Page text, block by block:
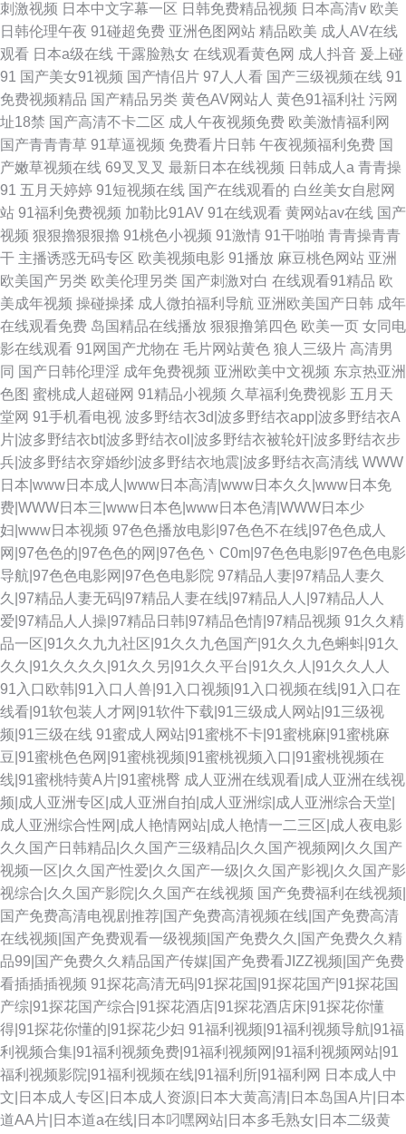
刺激视频 日本中文字幕一区 日韩免费精品视频 日本高清v 欧美
日韩伦理午夜 91碰超免费 亚洲色图网站 精品欧美 成人AV在线
观看 日本a级在线 干露脸熟女 在线观看黄色网 成人抖音 爰上碰
91 国产美女91视频 国产情侣片 97人人看 国产三级视频在线 91
免费视频精品 国产精品另类 黄色AV网站人 黄色91福利社 污网
址18禁 国产高清不卡二区 成人午夜视频免费 欧美激情福利网
国产青青青草 91草逼视频 免费看片日韩 午夜视频福利免费 国
产嫩草视频在线 69叉叉叉 最新日本在线视频 日韩成人a 青青操
91 五月天婷婷 91短视频在线 国产在线观看的 白丝美女自慰网
站 91福利免费视频 加勒比91AV 91在线观看 黄网站av在线 国产
视频 狠狠擼狠狠擼 91桃色小视频 91激情 91干啪啪 青青操青青
干 主播诱惑无码专区 欧美视频电影 91播放 麻豆桃色网站 亚洲
欧美国产另类 欧美伦理另类 国产刺激对白 在线观看91精品 欧
美成年视频 操碰操揉 成人微拍福利导航 亚洲欧美国产日韩 成年
在线观看免费 岛国精品在线播放 狠狠撸第四色 欧美一页 女同电
影在线观看 91网国产尤物在 毛片网站黄色 狼人三级片 高清男
同 国产日韩伦理淫 成年免费视频 亚洲欧美中文视频 东京热亚洲
色图 蜜桃成人超碰网 91精品小视频 久草福利免费视影 五月天
堂网 91手机看电视 波多野结衣3d|波多野结衣app|波多野结衣A
片|波多野结衣bt|波多野结衣ol|波多野结衣被轮奸|波多野结衣步
兵|波多野结衣穿婚纱|波多野结衣地震|波多野结衣高清线 WWW
日本|www日本成人|www日本高清|www日本久久|www日本免
费|WWW日本三|www日本色|www日本色清|WWW日本少
妇|www日本视频 97色色播放电影|97色色不在线|97色色成人
网|97色色的|97色色的网|97色色丶C0m|97色色电影|97色色电影
导航|97色色电影网|97色色电影院 97精品人妻|97精品人妻久
久|97精品人妻无码|97精品人妻在线|97精品人人|97精品人人
爱|97精品人人操|97精品日韩|97精品色情|97精品视频 91久久精
品一区|91久久九九社区|91久久九色国产|91久久九色蝌蚪|91久
久久|91久久久久|91久久另|91久久平台|91久久人|91久久人人
91入口欧韩|91入口人兽|91入口视频|91入口视频在线|91入口在
线看|91软包装人才网|91软件下载|91三级成人网站|91三级视
频|91三级在线 91蜜成人网站|91蜜桃不卡|91蜜桃麻|91蜜桃麻
豆|91蜜桃色色网|91蜜桃视频|91蜜桃视频入口|91蜜桃视频在
线|91蜜桃特黄A片|91蜜桃臀 成人亚洲在线观看|成人亚洲在线视
频|成人亚洲专区|成人亚洲自拍|成人亚洲综|成人亚洲综合天堂|
成人亚洲综合性网|成人艳情网站|成人艳情一二三区|成人夜电影
久久国产日韩精品|久久国产三级精品|久久国产视频网|久久国产
视频一区|久久国产性爱|久久国产一级|久久国产影视|久久国产影
视综合|久久国产影院|久久国产在线视频 国产免费福利在线视频|
国产免费高清电视剧推荐|国产免费高清视频在线|国产免费高清
在线视频|国产免费观看一级视频|国产免费久久|国产免费久久精
品99|国产免费久久精品国产传媒|国产免费看JIZZ视频|国产免费
看插插插视频 91探花高清无码|91探花国|91探花国产|91探花国
产综|91探花国产综合|91探花酒店|91探花酒店床|91探花你懂
得|91探花你懂的|91探花少妇 91福利视频|91福利视频导航|91福
利视频合集|91福利视频免费|91福利视频网|91福利视频网站|91
福利视频影院|91福利视频在线|91福利所|91福利网 日本成人中
文|日本成人专区|日本成人资源|日本大黄高清|日本岛国A片|日本
道AA片|日本道a在线|日本叼嘿网站|日本多毛熟女|日本二级黄